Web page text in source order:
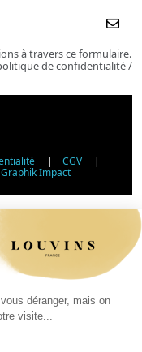
à travers ce formulaire.
de confidentialité /
| CGV |
Impact
de la santé
aux mineurs de
âge.
: la vente
est interdite.